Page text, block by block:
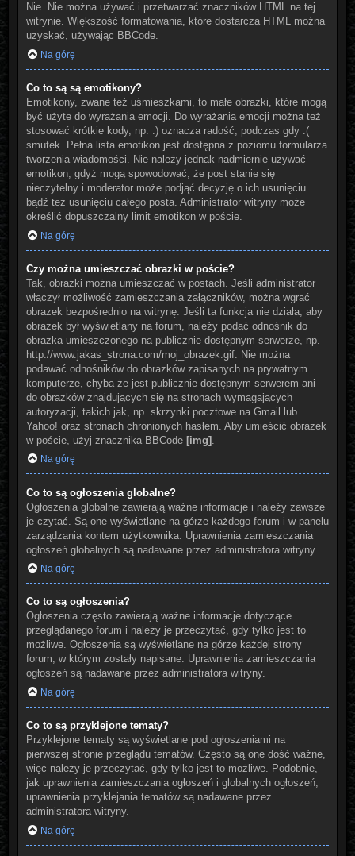
Nie. Nie można używać i przetwarzać znaczników HTML na tej
witrynie. Większość formatowania, które dostarcza HTML można
uzyskać, używając BBCode.
Na górę
Co to są są emotikony?
Emotikony, zwane też uśmieszkami, to małe obrazki, które mogą
być użyte do wyrażania emocji. Do wyrażania emocji można też
stosować krótkie kody, np. :) oznacza radość, podczas gdy :(
smutek. Pełna lista emotikon jest dostępna z poziomu formularza
tworzenia wiadomości. Nie należy jednak nadmiernie używać
emotikon, gdyż mogą spowodować, że post stanie się
nieczytelny i moderator może podjąć decyzję o ich usunięciu
bądź też usunięciu całego posta. Administrator witryny może
określić dopuszczalny limit emotikon w poście.
Na górę
Czy można umieszczać obrazki w poście?
Tak, obrazki można umieszczać w postach. Jeśli administrator
włączył możliwość zamieszczania załączników, można wgrać
obrazek bezpośrednio na witrynę. Jeśli ta funkcja nie działa, aby
obrazek był wyświetlany na forum, należy podać odnośnik do
obrazka umieszczonego na publicznie dostępnym serwerze, np.
http://www.jakas_strona.com/moj_obrazek.gif. Nie można
podawać odnośników do obrazków zapisanych na prywatnym
komputerze, chyba że jest publicznie dostępnym serwerem ani
do obrazków znajdujących się na stronach wymagających
autoryzacji, takich jak, np. skrzynki pocztowe na Gmail lub
Yahoo! oraz stronach chronionych hasłem. Aby umieścić obrazek
w poście, użyj znacznika BBCode [img]
Na górę
Co to są ogłoszenia globalne?
Ogłoszenia globalne zawierają ważne informacje i należy zawsze
je czytać. Są one wyświetlane na górze każdego forum i w panelu
zarządzania kontem użytkownika. Uprawnienia zamieszczania
ogłoszeń globalnych są nadawane przez administratora witryny.
Na górę
Co to są ogłoszenia?
Ogłoszenia często zawierają ważne informacje dotyczące
przeglądanego forum i należy je przeczytać, gdy tylko jest to
możliwe. Ogłoszenia są wyświetlane na górze każdej strony
forum, w którym zostały napisane. Uprawnienia zamieszczania
ogłoszeń są nadawane przez administratora witryny.
Na górę
Co to są przyklejone tematy?
Przyklejone tematy są wyświetlane pod ogłoszeniami na
pierwszej stronie przeglądu tematów. Często są one dość ważne,
więc należy je przeczytać, gdy tylko jest to możliwe. Podobnie,
jak uprawnienia zamieszczania ogłoszeń i globalnych ogłoszeń,
uprawnienia przyklejania tematów są nadawane przez
administratora witryny.
Na górę